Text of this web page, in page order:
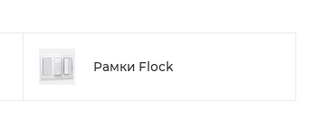
Рамки Flock